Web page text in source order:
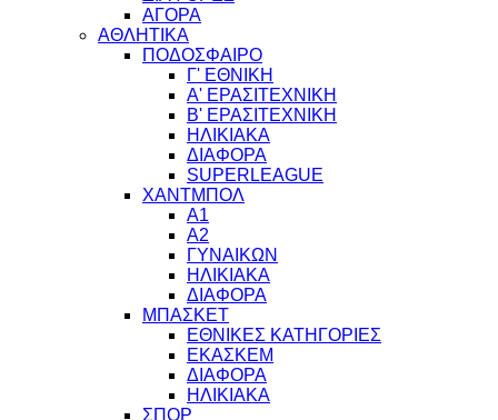
ΑΓΟΡΑ
ΑΘΛΗΤΙΚΑ
ΠΟΔΟΣΦΑΙΡΟ
Γ' ΕΘΝΙΚΗ
Α' ΕΡΑΣΙΤΕΧΝΙΚΗ
Β' ΕΡΑΣΙΤΕΧΝΙΚΗ
ΗΛΙΚΙΑΚΑ
ΔΙΑΦΟΡΑ
SUPERLEAGUE
ΧΑΝΤΜΠΟΛ
Α1
Α2
ΓΥΝΑΙΚΩΝ
ΗΛΙΚΙΑΚΑ
ΔΙΑΦΟΡΑ
ΜΠΑΣΚΕΤ
ΕΘΝΙΚΕΣ ΚΑΤΗΓΟΡΙΕΣ
ΕΚΑΣΚΕΜ
ΔΙΑΦΟΡΑ
ΗΛΙΚΙΑΚΑ
ΣΠΟΡ